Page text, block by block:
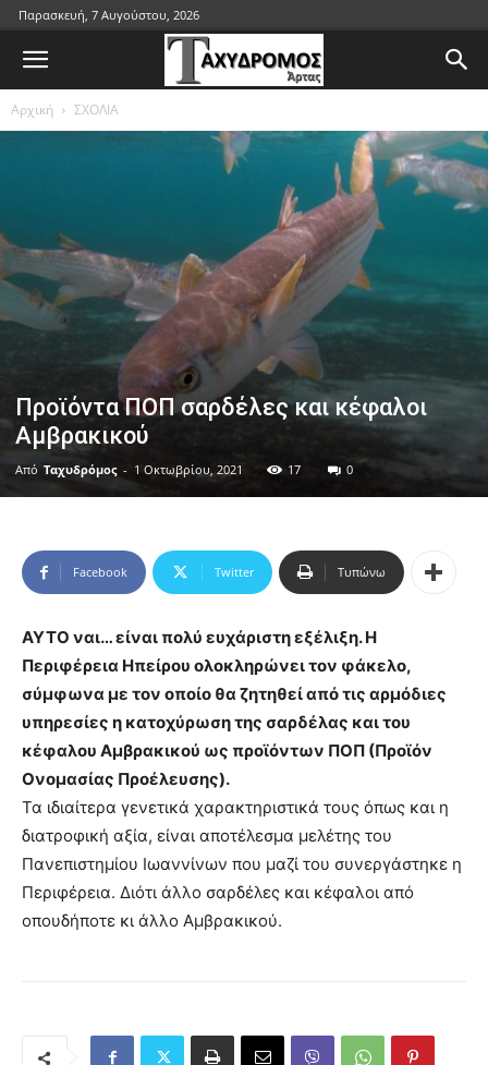
Παρασκευή, 7 Αυγούστου, 2026
Αρχική ΣΧΟΛΙΑ
Προϊόντα ΠΟΠ σαρδέλες και κέφαλοι
Αμβρακικού
Από Ταχυδρόμος - 1 Οκτωβρίου, 2021 17 0
Facebook Twitter Τυπώνω
ΑΥΤΟ ναι… είναι πολύ ευχάριστη εξέλιξη. Η
Περιφέρεια Ηπείρου ολοκληρώνει τον φάκελο,
σύμφωνα με τον οποίο θα ζητηθεί από τις αρμόδιες
υπηρεσίες η κατοχύρωση της σαρδέλας και του
κέφαλου Αμβρακικού ως προϊόντων ΠΟΠ (Προϊόν
Ονομασίας Προέλευσης).
Τα ιδιαίτερα γενετικά χαρακτηριστικά τους όπως και η
διατροφική αξία, είναι αποτέλεσμα μελέτης του
Πανεπιστημίου Ιωαννίνων που μαζί του συνεργάστηκε η
Περιφέρεια. Διότι άλλο σαρδέλες και κέφαλοι από
οπουδήποτε κι άλλο Αμβρακικού.